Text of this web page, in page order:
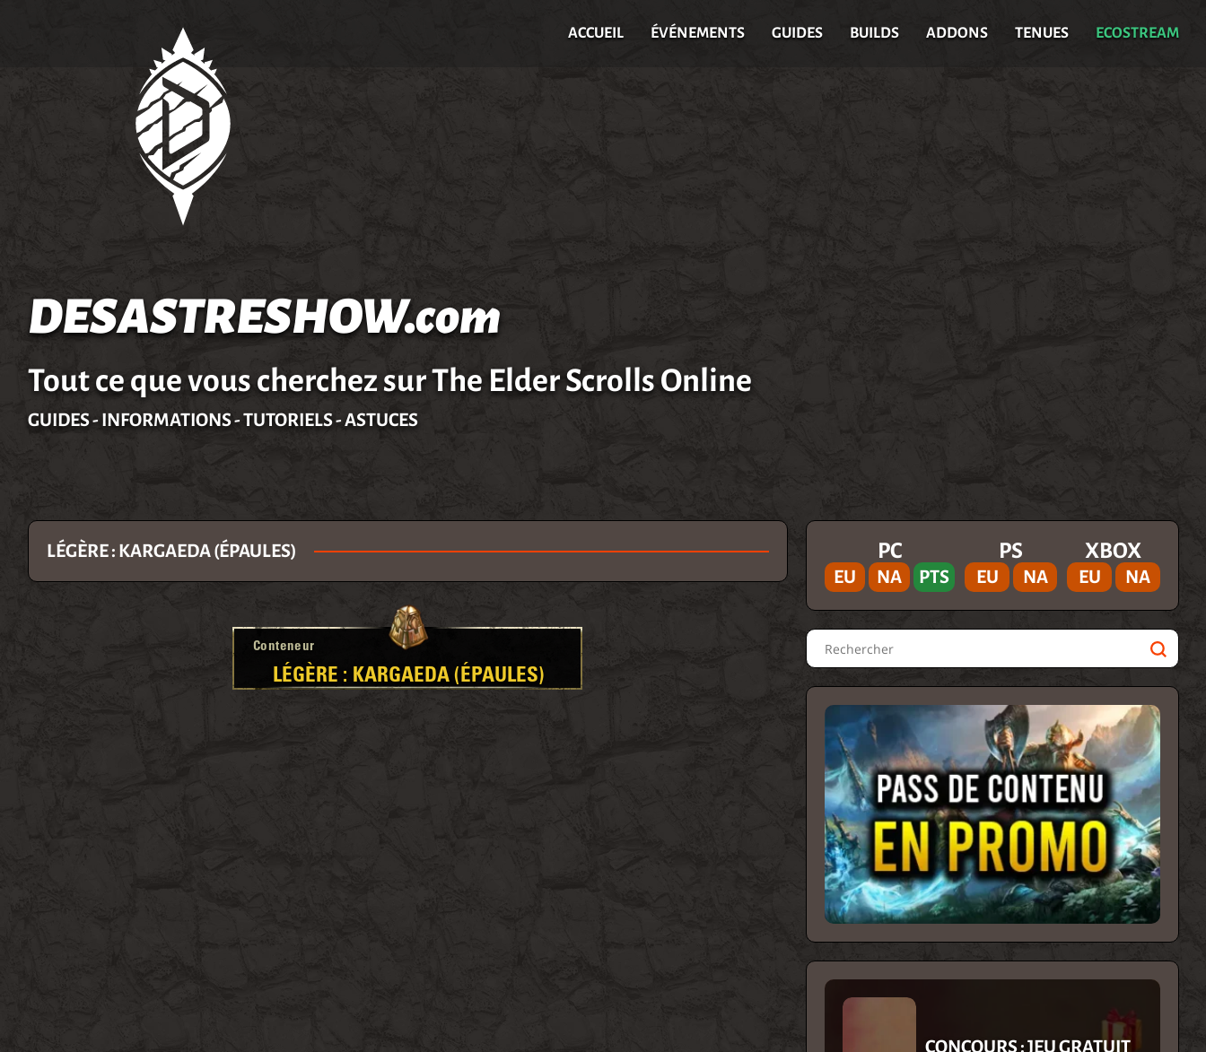
ACCUEIL ÉVÉNEMENTS GUIDES BUILDS ADDONS TENUES ECOSTREAM
DESASTRESHOW.com
Tout ce que vous cherchez sur The Elder Scrolls Online
GUIDES - INFORMATIONS - TUTORIELS - ASTUCES
LÉGÈRE : KARGAEDA (ÉPAULES)
Conteneur
LÉGÈRE : KARGAEDA (ÉPAULES)
PC
EU NA PTS
PS
EU NA
XBOX
EU NA
Rechercher
CONCOURS : JEU GRATUIT